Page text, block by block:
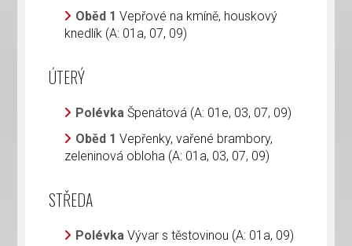
Oběd 1Vepřové na kmíně, houskový
knedlík (A: 01a, 07, 09)
ÚTERÝ
PolévkaŠpenátová (A: 01e, 03, 07, 09)
Oběd 1Vepřenky, vařené brambory,
zeleninová obloha (A: 01a, 03, 07, 09)
STŘEDA
PolévkaVývar s těstovinou (A: 01a, 09)